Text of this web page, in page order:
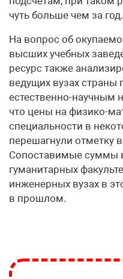
чуть больше чем за год.
На вопрос об
высших учебных
ресурс также
ведущих вузах
естественно-научным
что цены на физико-
специальности в
перешагнули отметку
Сопоставимые суммы
гуманитарных
инженерных вузах в
в прошлом.